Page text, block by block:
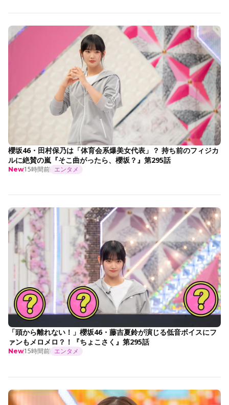
櫻坂46・田村保乃は「体育会系爆美女代表」？ 持ち前のフィジカ
ルに絶賛の嵐『そこ曲がったら、櫻坂？』第295話
New15時間前 エンタメ
「頭から離れない！」櫻坂46・藤吉夏鈴が演じる低音ボイスにフ
ァンもメロメロ？！『ちょこさく』第295話
New15時間前 エンタメ